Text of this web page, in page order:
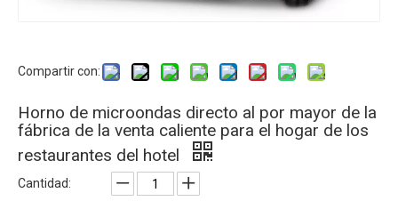
Compartir con:
Horno de microondas directo al por mayor de la
fábrica de la venta caliente para el hogar de los
restaurantes del hotel
Cantidad: